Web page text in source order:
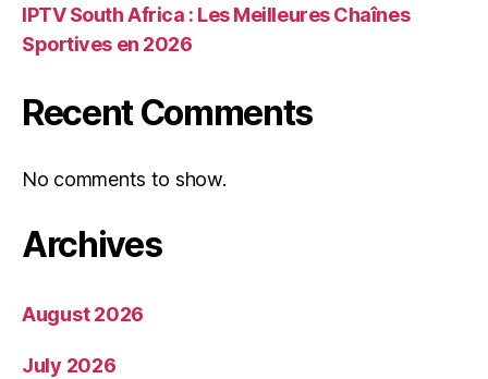
IPTV South Africa : Les Meilleures Chaînes
Sportives en 2026
Recent Comments
No comments to show.
Archives
August 2026
July 2026